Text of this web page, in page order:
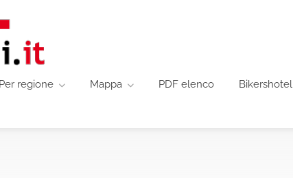
Per regione Mappa PDF elenco Bikershotel